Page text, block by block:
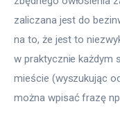
zaliczana jest do
na to, że jest to
w praktycznie każdym
mieście (wyszukując
można wpisać frazę